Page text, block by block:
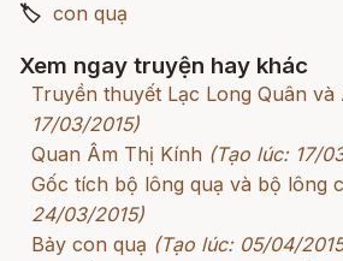
🏷 con quạ
Xem ngay truyện hay khác
Truyền thuyết Lạc Long Quân và
17/03/2015)
Quan Âm Thị Kính (Tạo lúc: 17/
Gốc tích bộ lông quạ và bộ lông
24/03/2015)
Bảy con quạ (Tạo lúc: 05/04/